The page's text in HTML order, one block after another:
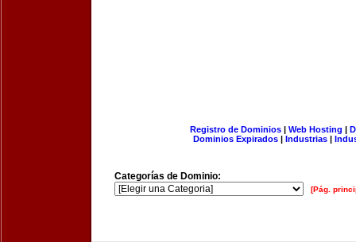
Registro de Dominios| Web Hosting |
Dominios Expirados | Industrias |
Categorías de Dominio:
[Pág.